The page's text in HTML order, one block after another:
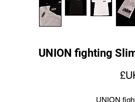
UNION fighting
السعر
UNION